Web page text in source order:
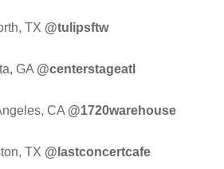
TX @tulipsftw
GA @centerstageatl
CA @1720warehouse
TX @lastconcertcafe